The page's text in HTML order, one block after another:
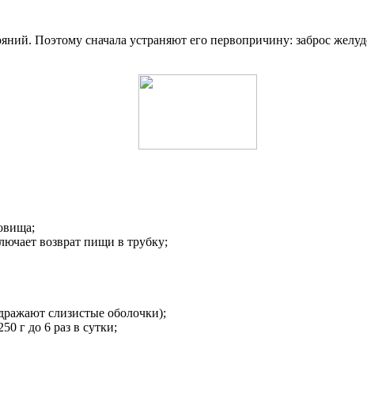
Поэтому сначала устраняют его первопричину: заброс
возврат пищи в трубку;
слизистые оболочки);
г до 6 раз в сутки;